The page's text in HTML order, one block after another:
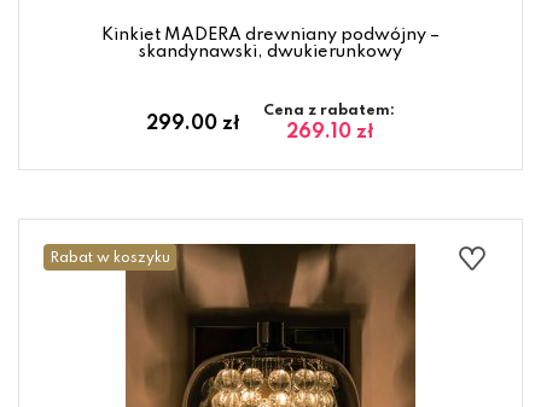
Kinkiet MADERA drewniany podwójny –
skandynawski, dwukierunkowy
299.00 zł
Cena z rabatem:
269.10 zł
Rabat w koszyku